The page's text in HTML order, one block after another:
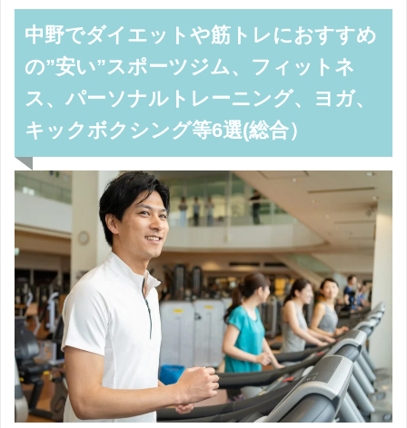
中野でダイエットや筋トレにおすすめ
の”安い”スポーツジム、フィットネ
ス、パーソナルトレーニング、ヨガ、
キックボクシング等6選(総合）